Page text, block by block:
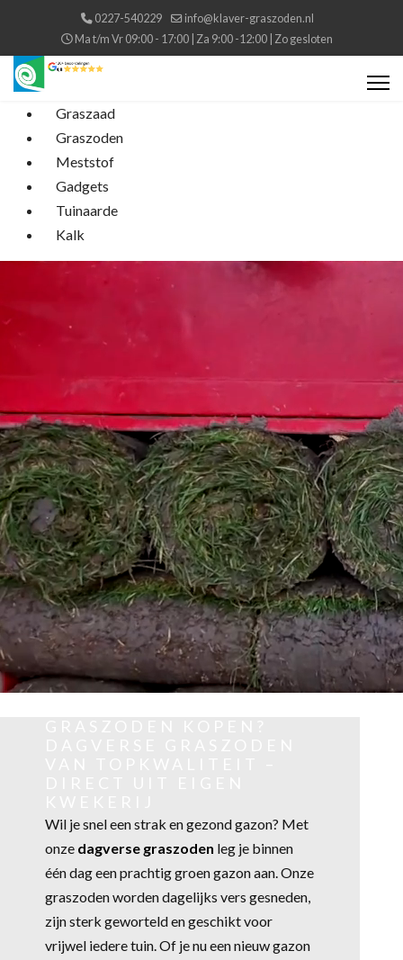
0227-540229
info@klaver-graszoden.nl
Ma t/m Vr 09:00 - 17:00 | Za 9:00 -12:00 | Zo gesloten
Graszaad
Graszoden
Meststof
Gadgets
Tuinaarde
Kalk
Wil je snel een strak en gezond gazon? Met
onze dagverse graszoden leg je binnen
één dag een prachtig groen gazon aan. Onze
graszoden worden dagelijks vers gesneden,
zijn sterk geworteld en geschikt voor
vrijwel iedere tuin. Of je nu een nieuw gazon